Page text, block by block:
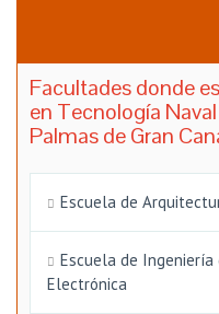
Facultades donde
en Tecnología
Palmas de Gran
Escuela de
Escuela de Ingeniería
Electrónica